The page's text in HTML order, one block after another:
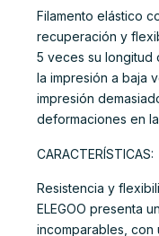
Filamento elástico
recuperación y
5 veces su longitud
la impresión a baja
impresión
deformaciones en
CARACTERÍSTICAS:
Resistencia y
ELEGOO presenta
incomparables, con